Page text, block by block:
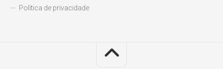
Política de privacidade